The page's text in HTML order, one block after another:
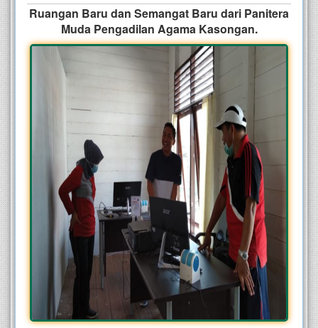
Ruangan Baru dan Semangat Baru dari Panitera
Muda Pengadilan Agama Kasongan.